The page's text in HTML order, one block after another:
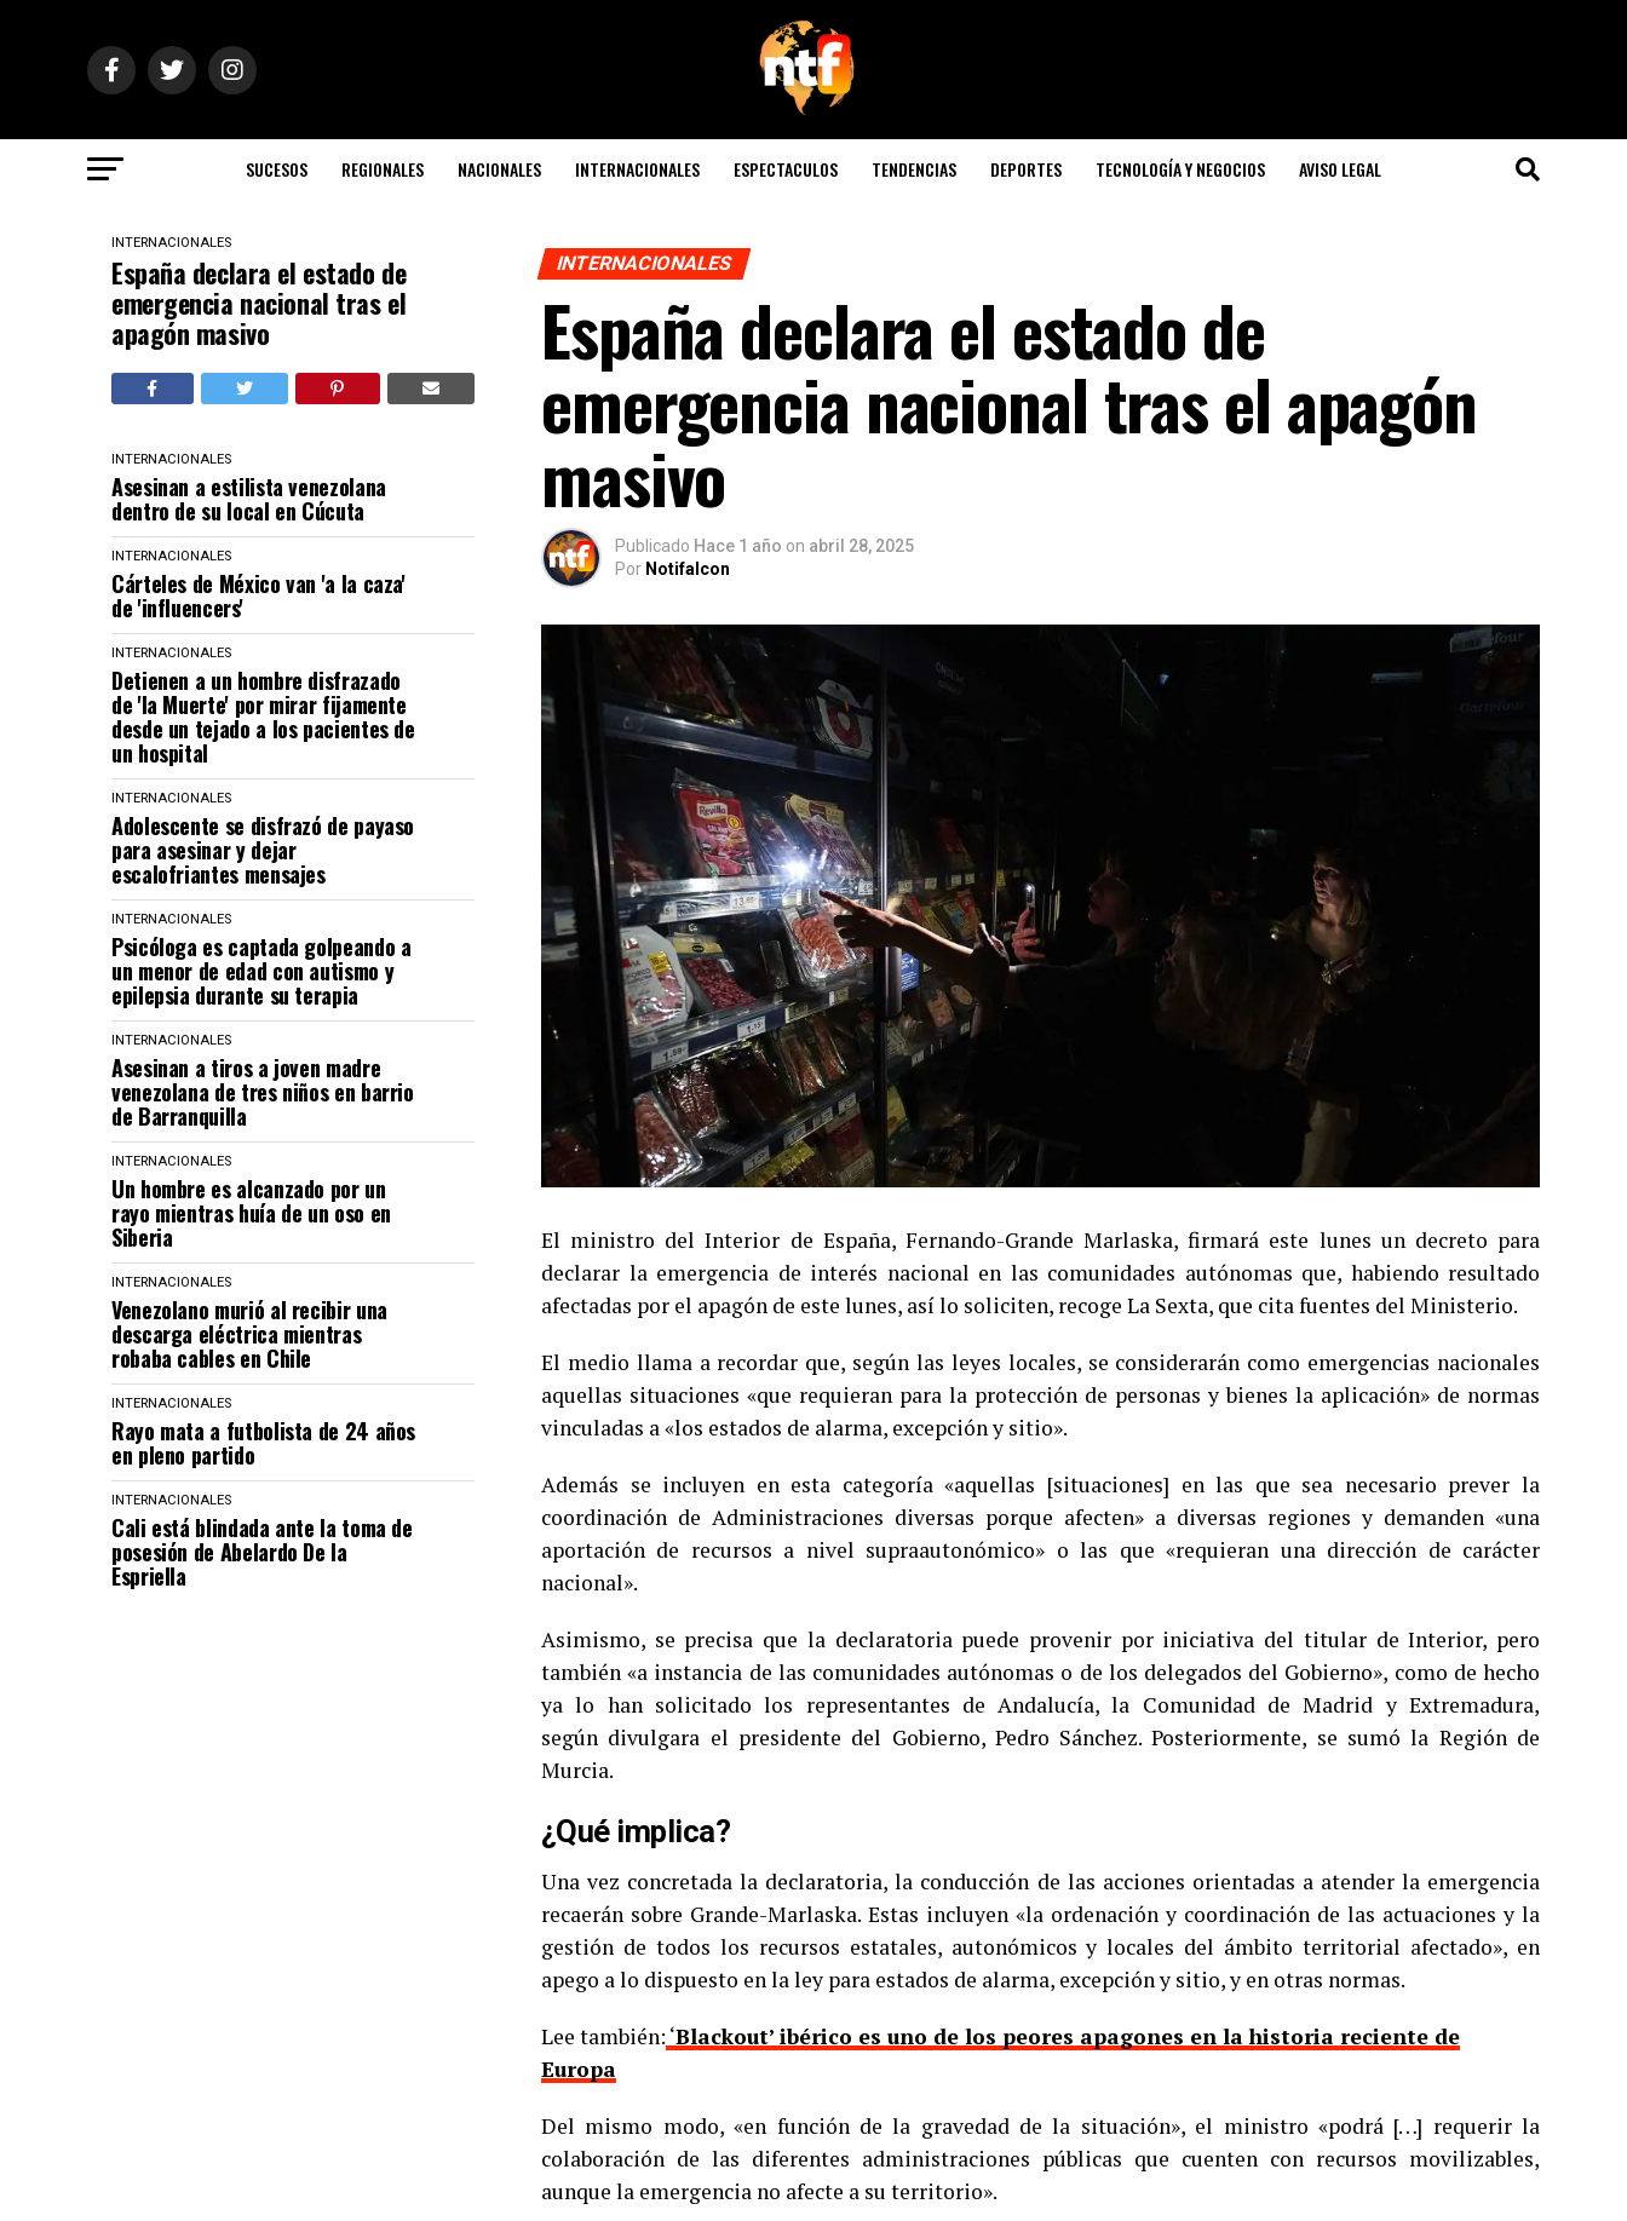
SUCESOS REGIONALES NACIONALES INTERNACIONALES ESPECTACULOS TENDENCIAS DEPORTES TECNOLOGÍA Y NEGOCIOS AVISO LEGAL
INTERNACIONALES
España declara el estado de
emergencia nacional tras el
apagón masivo
INTERNACIONALES
Asesinan a estilista venezolana
dentro de su local en Cúcuta
INTERNACIONALES
Cárteles de México van 'a la caza'
de 'influencers'
INTERNACIONALES
Detienen a un hombre disfrazado
de 'la Muerte' por mirar fijamente
desde un tejado a los pacientes de
un hospital
INTERNACIONALES
Adolescente se disfrazó de payaso
para asesinar y dejar
escalofriantes mensajes
INTERNACIONALES
Psicóloga es captada golpeando a
un menor de edad con autismo y
epilepsia durante su terapia
INTERNACIONALES
Asesinan a tiros a joven madre
venezolana de tres niños en barrio
de Barranquilla
INTERNACIONALES
Un hombre es alcanzado por un
rayo mientras huía de un oso en
Siberia
INTERNACIONALES
Venezolano murió al recibir una
descarga eléctrica mientras
robaba cables en Chile
INTERNACIONALES
Rayo mata a futbolista de 24 años
en pleno partido
INTERNACIONALES
Cali está blindada ante la toma de
posesión de Abelardo De la
Espriella
INTERNACIONALES
España declara el estado de
emergencia nacional tras el apagón
masivo
Publicado Hace 1 año on abril 28, 2025
Por Notifalcon
El ministro del Interior de España, Fernando-Grande Marlaska, firmará este lunes un decreto para
declarar la emergencia de interés nacional en las comunidades autónomas que, habiendo resultado
afectadas por el apagón de este lunes, así lo soliciten, recoge La Sexta, que cita fuentes del Ministerio.
El medio llama a recordar que, según las leyes locales, se considerarán como emergencias nacionales
aquellas situaciones «que requieran para la protección de personas y bienes la aplicación» de normas
vinculadas a «los estados de alarma, excepción y sitio».
Además se incluyen en esta categoría «aquellas [situaciones] en las que sea necesario prever la
coordinación de Administraciones diversas porque afecten» a diversas regiones y demanden «una
aportación de recursos a nivel supraautonómico» o las que «requieran una dirección de carácter
nacional».
Asimismo, se precisa que la declaratoria puede provenir por iniciativa del titular de Interior, pero
también «a instancia de las comunidades autónomas o de los delegados del Gobierno», como de hecho
ya lo han solicitado los representantes de Andalucía, la Comunidad de Madrid y Extremadura,
según divulgara el presidente del Gobierno, Pedro Sánchez. Posteriormente, se sumó la Región de
Murcia.
¿Qué implica?
Una vez concretada la declaratoria, la conducción de las acciones orientadas a atender la emergencia
recaerán sobre Grande-Marlaska. Estas incluyen «la ordenación y coordinación de las actuaciones y la
gestión de todos los recursos estatales, autonómicos y locales del ámbito territorial afectado», en
apego a lo dispuesto en la ley para estados de alarma, excepción y sitio, y en otras normas.
Lee también: ‘Blackout’ ibérico es uno de los peores apagones en la historia reciente de
Europa
Del mismo modo, «en función de la gravedad de la situación», el ministro «podrá […] requerir la
colaboración de las diferentes administraciones públicas que cuenten con recursos movilizables,
aunque la emergencia no afecte a su territorio».